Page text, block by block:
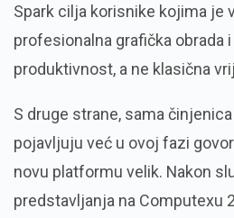
Spark cilja korisnike kojima je
profesionalna grafička obrada
produktivnost, a ne klasična
S druge strane, sama
pojavljuju već u ovoj fazi
novu platformu velik. Nakon
predstavljanja na Computexu